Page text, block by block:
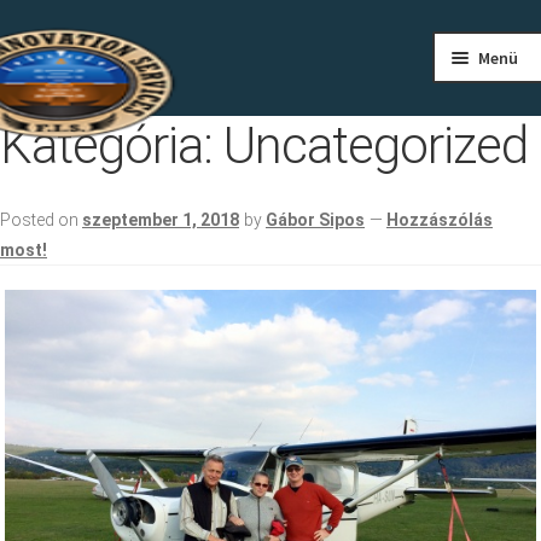
Ugrás
a
navigációhoz
Kilépés
a
tartalomba
Menü
FŐOLDAL
RÓLUNK
REPÜLÉS
KAPCSOLAT
Kategória: Uncategorized
Posted on szeptember 1, 2018 by Gábor Sipos — Hozzászólás
most!